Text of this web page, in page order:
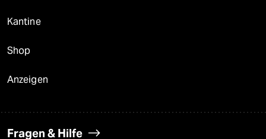
Kantine
Shop
Anzeigen
Fragen & Hilfe